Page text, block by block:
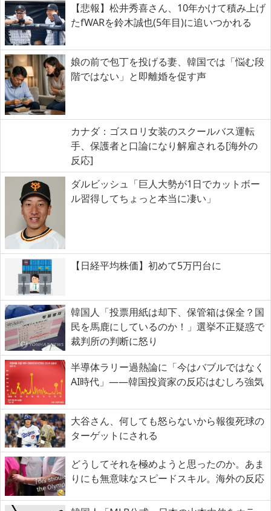
【悲報】松井秀喜さん、10年かけて積み上げ
たfWARを鈴木誠也(5年目)に追いつかれる
娘の前で包丁を投げる妻、韓国では「悩む段
階ではない」と即離婚を促す声
カナダ：ゴスロリ女装のスクールバス運転
手、保護者と口論になり解雇される[海外の
反応]
ダルビッシュ「巨人大勢が1日でカットボー
ル習得してちょっと本当に凄い」
【日経平均株価】初めて5万円台に
韓国人「投票用紙は却下、保管箱は保全？国
民を馬鹿にしているのか！」選挙不正疑惑で
裁判所の判断に怒り
半導体ラリー過熱論に「今はバブルではなく
AI時代」――韓国投資家の反応はむしろ強気
大谷さん、何しても怒らないから報復死球の
ターゲットにされる
どうしてそれを極めようと思ったのか。あま
りにも無意味なスピードスキル。海外の反応